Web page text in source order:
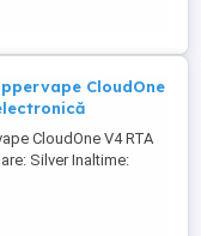
CloudOne
CloudOne V4 RTA
Silver Inaltime:
Punte de
singură rezistenta
inoxidabil 316